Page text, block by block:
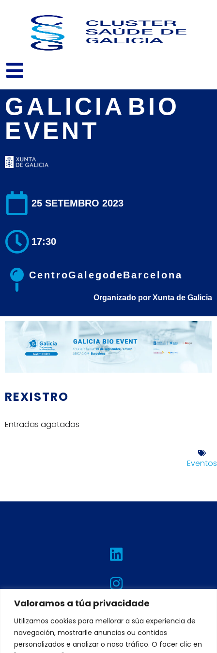
Valoramos a túa privacidade
Utilizamos cookies para mellorar a súa experiencia de
navegación, mostrarlle anuncios ou contidos
personalizados e analizar o noso tráfico. O facer clic en
GALICIA BIO
EVENT
25 SETEMBRO 2023
17:30
Centro Galego de Barcelona
Organizado por Xunta de Galicia
REXISTRO
Entradas agotadas
Eventos
L
i
n
k
e
d
i
n
I
n
s
t
a
g
r
a
T
w
i
t
t
e
r
F
a
c
e
b
o
o
k
Y
o
u
t
u
b
e